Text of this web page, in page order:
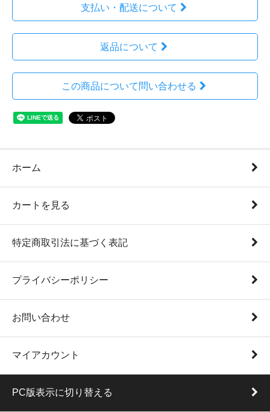
支払い・配送について
返品について
この商品について問い合わせる
ホーム
カートを見る
特定商取引法に基づく表記
プライバシーポリシー
お問い合わせ
マイアカウント
PC版表示に切り替える